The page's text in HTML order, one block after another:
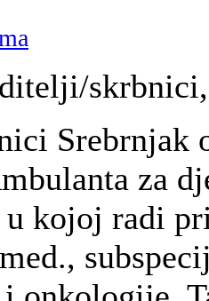
Srebrnjak
u
Od
bavi